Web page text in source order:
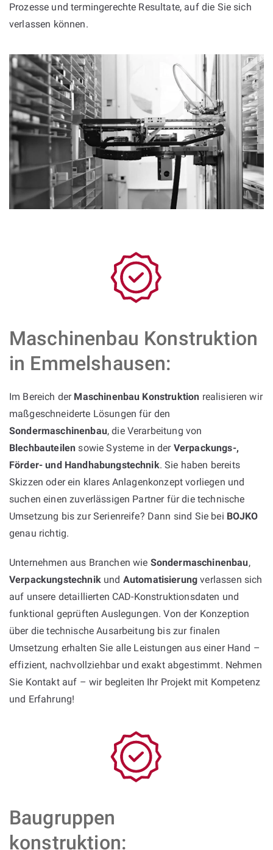
Prozesse und termingerechte Resultate, auf die Sie sich
verlassen können.
Maschinenbau Konstruktion
in Emmelshausen:
Im Bereich der Maschinenbau Konstruktion realisieren wir
maßgeschneiderte Lösungen für den
Sondermaschinenbau, die Verarbeitung von
Blechbauteilen sowie Systeme in der Verpackungs-,
Förder- und Handhabungstechnik. Sie haben bereits
Skizzen oder ein klares Anlagenkonzept vorliegen und
suchen einen zuverlässigen Partner für die technische
Umsetzung bis zur Serienreife? Dann sind Sie bei BOJKO
genau richtig.
Unternehmen aus Branchen wie Sondermaschinenbau,
Verpackungstechnikund Automatisierung verlassen sich
auf unsere detaillierten CAD-Konstruktionsdaten und
funktional geprüften Auslegungen. Von der Konzeption
über die technische Ausarbeitung bis zur finalen
Umsetzung erhalten Sie alle Leistungen aus einer Hand –
effizient, nachvollziehbar und exakt abgestimmt. Nehmen
Sie Kontakt auf – wir begleiten Ihr Projekt mit Kompetenz
und Erfahrung!
Baugruppen
konstruktion: